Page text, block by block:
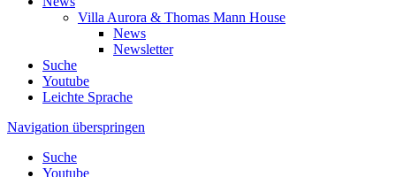
Villa Aurora & Thomas Mann House
News
Newsletter
Suche
Youtube
Leichte Sprache
Navigation überspringen
Suche
Youtube